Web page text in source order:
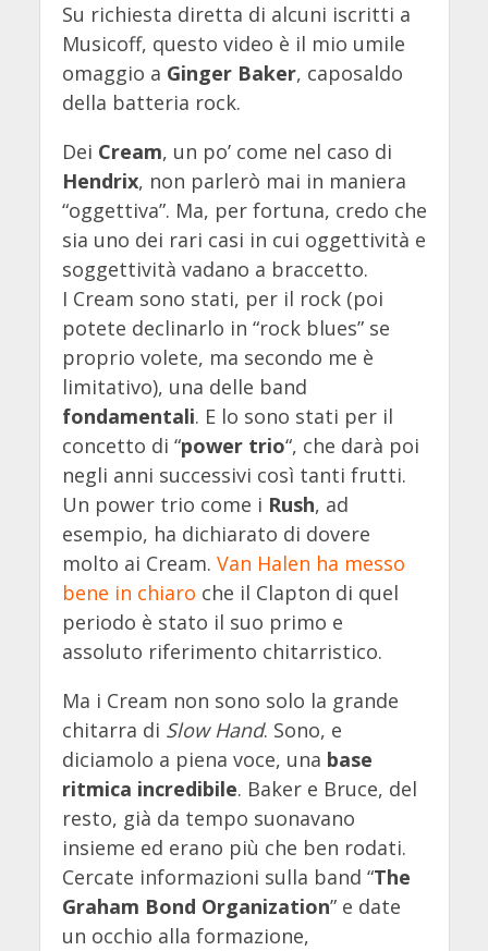
Su richiesta diretta di alcuni iscritti a
Musicoff, questo video è il mio umile
omaggio a Ginger Baker, caposaldo
della batteria rock.
Dei Cream, un po’ come nel caso di
Hendrix, non parlerò mai in maniera
“oggettiva”. Ma, per fortuna, credo che
sia uno dei rari casi in cui oggettività e
soggettività vadano a braccetto.
I Cream sono stati, per il rock (poi
potete declinarlo in “rock blues” se
proprio volete, ma secondo me è
limitativo), una delle band
fondamentali. E lo sono stati per il
concetto di “power trio“, che darà poi
negli anni successivi così tanti frutti.
Un power trio come i Rush, ad
esempio, ha dichiarato di dovere
molto ai Cream. Van Halen ha messo
bene in chiaro che il Clapton di quel
periodo è stato il suo primo e
assoluto riferimento chitarristico.
Ma i Cream non sono solo la grande
chitarra di Slow Hand. Sono, e
diciamolo a piena voce, una base
ritmica incredibile. Baker e Bruce, del
resto, già da tempo suonavano
insieme ed erano più che ben rodati.
Cercate informazioni sulla band “The
Graham Bond Organization” e date
un occhio alla formazione,